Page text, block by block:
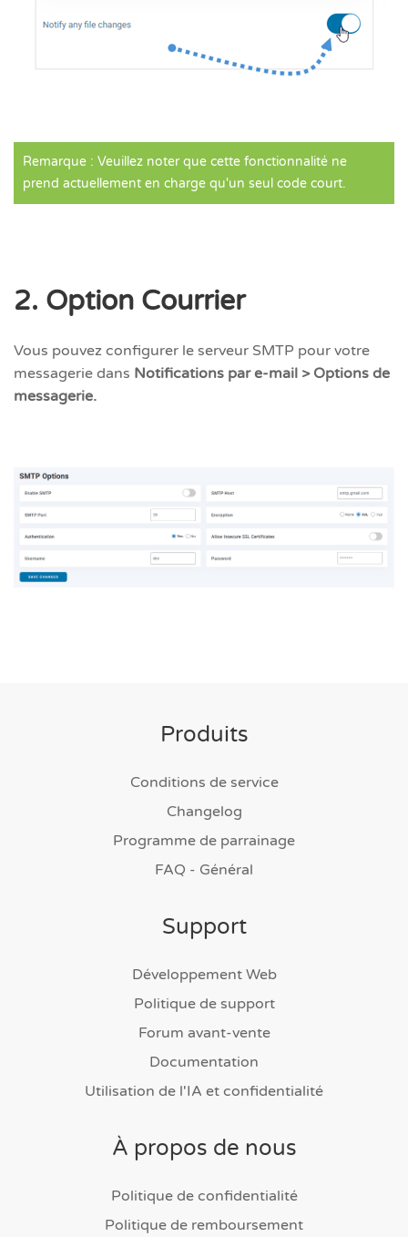
Remarque : Veuillez noter que cette fonctionnalité ne
prend actuellement en charge qu'un seul code court.
2. Option Courrier
Vous pouvez configurer le serveur SMTP pour votre
messagerie dans Notifications par e-mail > Options de
messagerie.
Produits
Conditions de service
Changelog
Programme de parrainage
FAQ - Général
Support
Développement Web
Politique de support
Forum avant-vente
Documentation
Utilisation de l'IA et confidentialité
À propos de nous
Politique de confidentialité
Politique de remboursement